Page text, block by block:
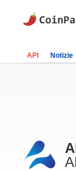
API Notizie